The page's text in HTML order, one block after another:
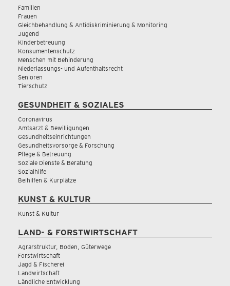
Familien
Frauen
Gleichbehandlung & Antidiskriminierung & Monitoring
Jugend
Kinderbetreuung
Konsumentenschutz
Menschen mit Behinderung
Niederlassungs- und Aufenthaltsrecht
Senioren
Tierschutz
GESUNDHEIT & SOZIALES
Coronavirus
Amtsarzt & Bewilligungen
Gesundheitseinrichtungen
Gesundheitsvorsorge & Forschung
Pflege & Betreuung
Soziale Dienste & Beratung
Sozialhilfe
Beihilfen & Kurplätze
KUNST & KULTUR
Kunst & Kultur
LAND- & FORSTWIRTSCHAFT
Agrarstruktur, Boden, Güterwege
Forstwirtschaft
Jagd & Fischerei
Landwirtschaft
Ländliche Entwicklung